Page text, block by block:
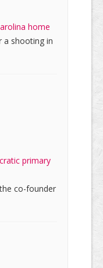
home
a shooting in
primary
co-founder